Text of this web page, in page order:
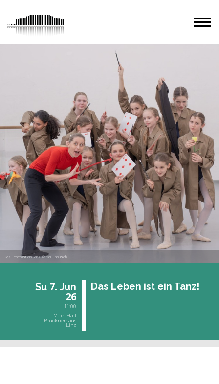
Das Leben ist einTanz © Adi Hanusch
Su 7. Jun
26
11:00
Main Hall
Brucknerhaus
Linz
Das Leben ist ein Tanz!